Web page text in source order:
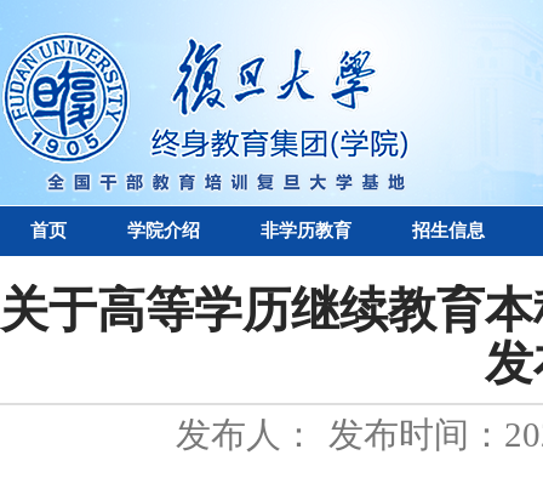
首页 学院介绍 非学历教育 招生信息
关于高等学历继续教育
发布人： 发布时间：